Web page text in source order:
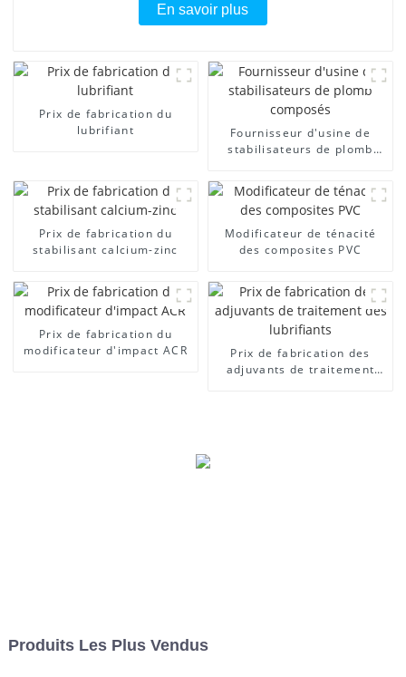
En savoir plus
Prix ​​de fabrication du
lubrifiant
Fournisseur d'usine de
stabilisateurs de plomb
Prix ​​de fabrication du
stabilisant calcium-zinc
Modificateur de ténacité
des composites PVC
Prix ​​de fabrication du
modificateur d'impact ACR
Prix ​​de fabrication des
adjuvants de traitement
Produits Les Plus Vendus